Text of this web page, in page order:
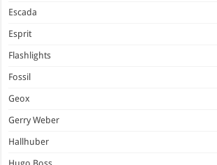
Escada
Esprit
Flashlights
Fossil
Geox
Gerry Weber
Hallhuber